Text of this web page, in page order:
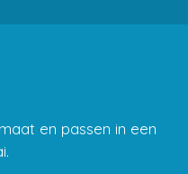
en passen in een